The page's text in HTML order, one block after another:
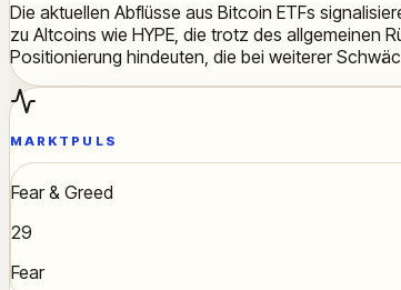
Die aktuellen Abflüsse aus Bitcoin ETFs
zu Altcoins wie HYPE, die trotz des allgemeinen
Positionierung hindeuten, die bei weiterer
MARKTPULS
Fear & Greed
29
Fear